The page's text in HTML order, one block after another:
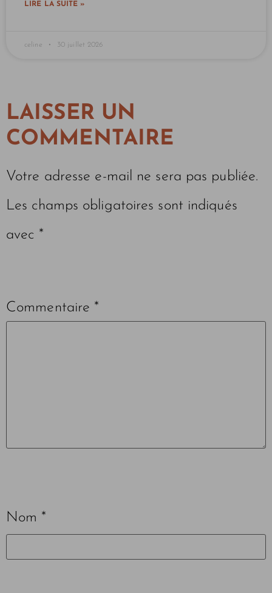
LIRE LA SUITE »
celine 30 juillet 2026
LAISSER UN
COMMENTAIRE
Votre adresse e-mail ne sera pas publiée.
Les champs obligatoires sont indiqués
avec *
Commentaire *
Nom *